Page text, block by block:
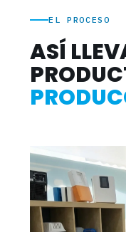
EL PROCESO
ASÍ